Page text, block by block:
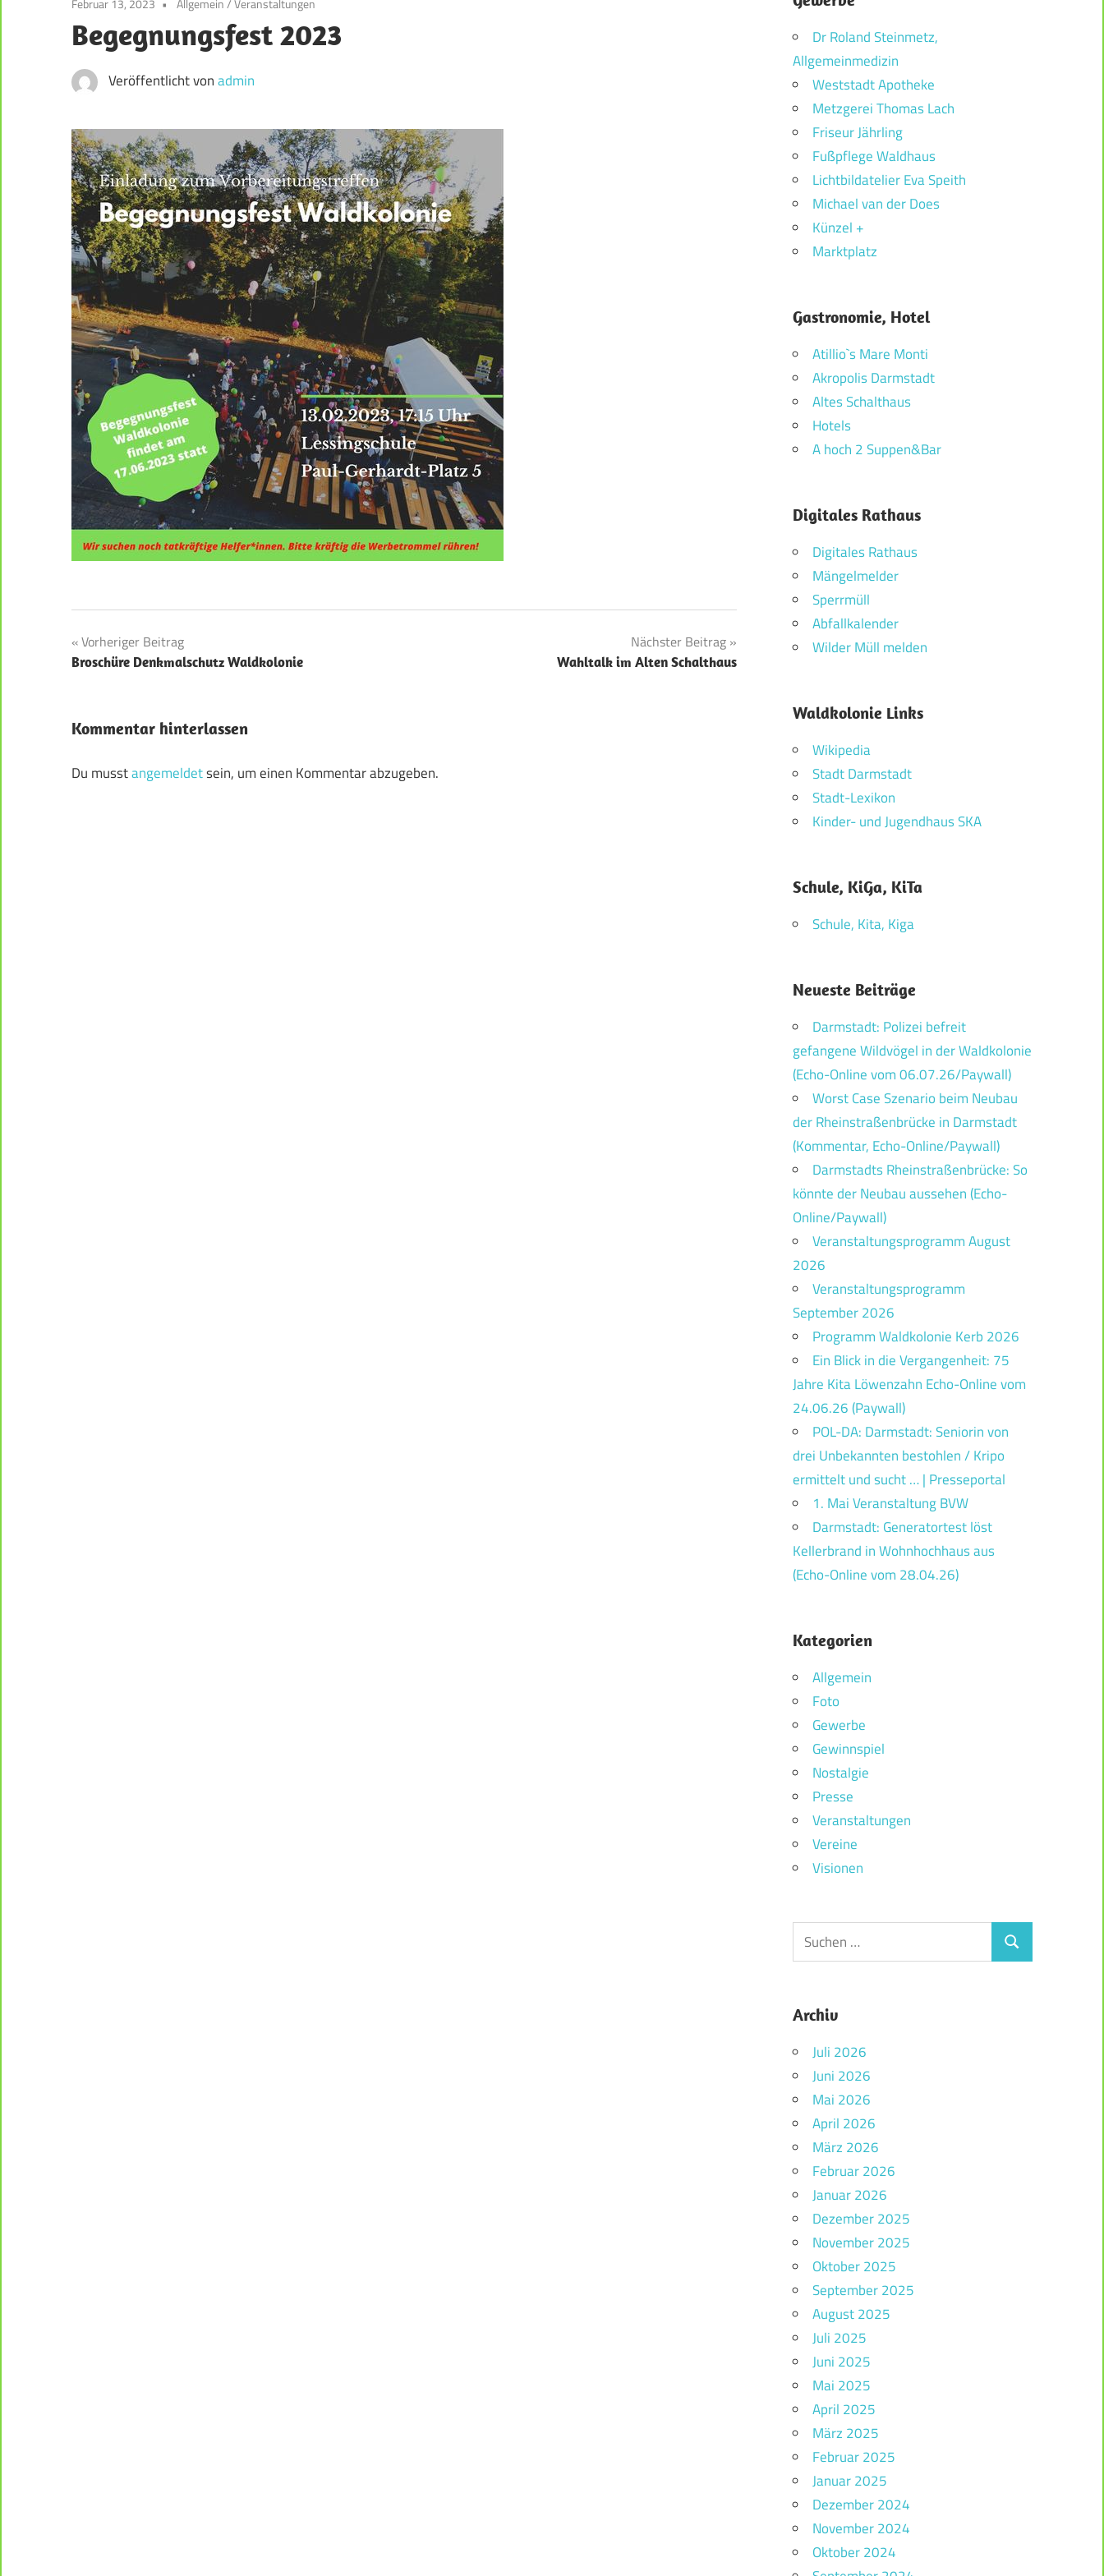
der
Weststadt
Darmstadt
Begegnungsfest 2023
Veröffentlicht vonadmin
Beitragsnavigation
Vorheriger Beitrag
Broschüre Denkmalschutz Waldkolonie
Nächster Beitrag
Wahltalk im Alten Schalthaus
Kommentar hinterlassen
Du musstangemeldetsein, um einen Kommentar abzugeben.
Dr Roland Steinmetz,
Allgemeinmedizin
Weststadt Apotheke
Metzgerei Thomas Lach
Friseur Jährling
Fußpflege Waldhaus
Lichtbildatelier Eva Speith
Michael van der Does
Künzel +
Marktplatz
Gastronomie, Hotel
Atillio`s Mare Monti
Akropolis Darmstadt
Altes Schalthaus
Hotels
A hoch 2 Suppen&Bar
Digitales Rathaus
Digitales Rathaus
Mängelmelder
Sperrmüll
Abfallkalender
Wilder Müll melden
Waldkolonie Links
Wikipedia
Stadt Darmstadt
Stadt-Lexikon
Kinder- und Jugendhaus SKA
Schule, KiGa, KiTa
Schule, Kita, Kiga
Neueste Beiträge
Darmstadt: Polizei befreit
gefangene Wildvögel in der Waldkolonie
(Echo-Online vom 06.07.26/Paywall)
Worst Case Szenario beim Neubau
der Rheinstraßenbrücke in Darmstadt
(Kommentar, Echo-Online/Paywall)
Darmstadts Rheinstraßenbrücke: So
könnte der Neubau aussehen (Echo-
Online/Paywall)
Veranstaltungsprogramm August
2026
Veranstaltungsprogramm
September 2026
Programm Waldkolonie Kerb 2026
Ein Blick in die Vergangenheit: 75
Jahre Kita Löwenzahn Echo-Online vom
24.06.26 (Paywall)
POL-DA: Darmstadt: Seniorin von
drei Unbekannten bestohlen / Kripo
ermittelt und sucht … | Presseportal
1. Mai Veranstaltung BVW
Darmstadt: Generatortest löst
Kellerbrand in Wohnhochhaus aus
(Echo-Online vom 28.04.26)
Kategorien
Allgemein
Foto
Gewerbe
Gewinnspiel
Nostalgie
Presse
Veranstaltungen
Vereine
Visionen
Archiv
Juli 2026
Juni 2026
Mai 2026
April 2026
März 2026
Februar 2026
Januar 2026
Dezember 2025
November 2025
Oktober 2025
September 2025
August 2025
Juli 2025
Juni 2025
Mai 2025
April 2025
März 2025
Februar 2025
Januar 2025
Dezember 2024
November 2024
Oktober 2024